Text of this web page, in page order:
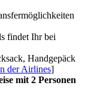
findet Ihr bei
Handgepäck
der Airlines]
mit 2 Personen